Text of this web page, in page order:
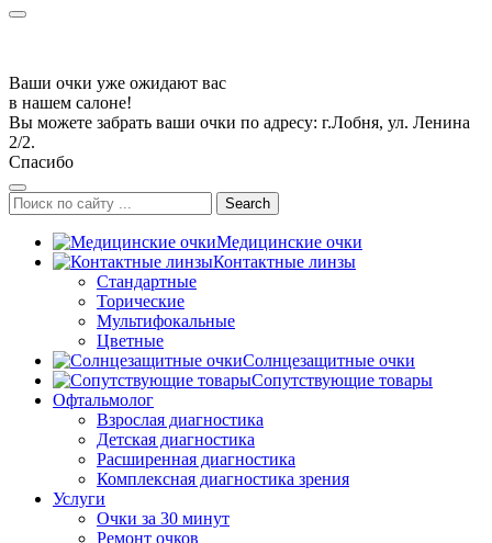
Ваши очки уже ожидают вас
в нашем салоне!
Вы можете забрать ваши очки по адресу: г.Лобня, ул. Ленина
2/2.
Спасибо
Search
Медицинские очки
Контактные линзы
Стандартные
Торические
Мультифокальные
Цветные
Солнцезащитные очки
Сопутствующие товары
Офтальмолог
Взрослая диагностика
Детская диагностика
Расширенная диагностика
Комплексная диагностика зрения
Услуги
Очки за 30 минут
Ремонт очков